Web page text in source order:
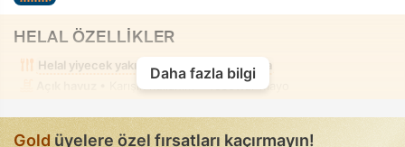
HELAL ÖZELLİKLER
Helal yiyecek yakınlarda
Alkolsüz oda
• Karışık kullanım • Tesettür mayo
Daha fazla bilgi
Goldüyelere özel fırsatları kaçırmayın!